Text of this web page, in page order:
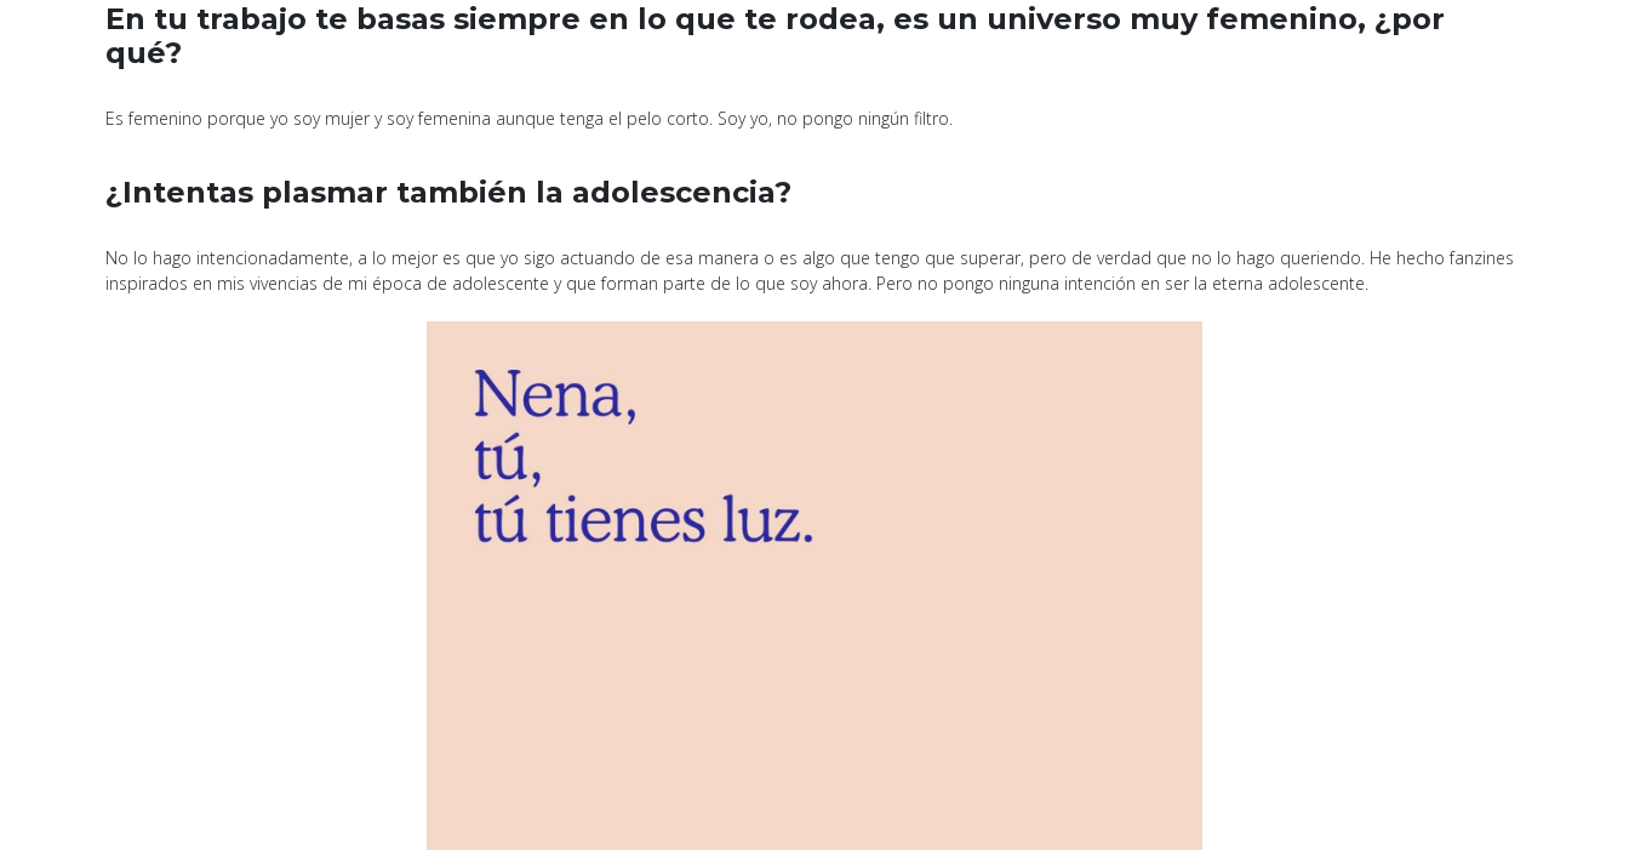
En tu trabajo te basas siempre en lo que te rodea, es un universo muy femenino, ¿por
qué?
Es femenino porque yo soy mujer y soy femenina aunque tenga el pelo corto. Soy yo, no pongo ningún filtro.
¿Intentas plasmar también la adolescencia?
No lo hago intencionadamente, a lo mejor es que yo sigo actuando de esa manera o es algo que tengo que superar, pero de verdad que no lo hago queriendo. He hecho fanzines
inspirados en mis vivencias de mi época de adolescente y que forman parte de lo que soy ahora. Pero no pongo ninguna intención en ser la eterna adolescente.